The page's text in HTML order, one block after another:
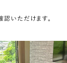
いただけます。